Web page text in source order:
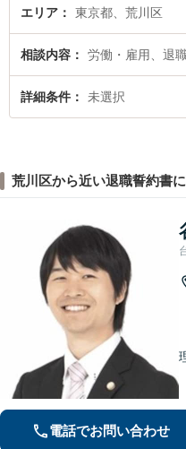
エリア 東京都、荒川区
相談内容 労働・雇用、退
詳細条件 未選択
荒川区から近い退職誓約書
電話でお問い合わせ